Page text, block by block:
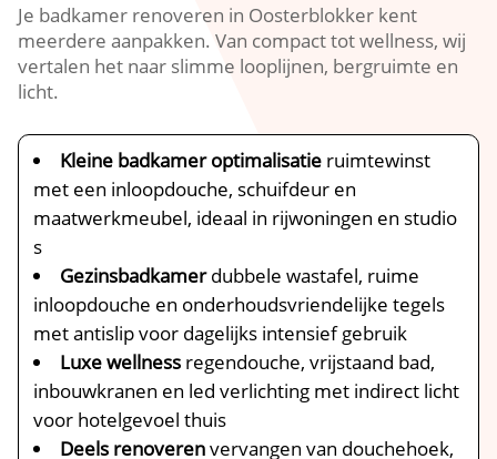
Je badkamer renoveren in Oosterblokker kent
meerdere aanpakken.​ Van compact tot wellness, wij
vertalen het naar slimme looplijnen, bergruimte en
licht.​
Kleine badkamer optimalisatie ruimtewinst
met een inloopdouche, schuifdeur en
maatwerkmeubel, ideaal in rijwoningen en studio
s
Gezinsbadkamerdubbele wastafel, ruime
inloopdouche en onderhoudsvriendelijke tegels
met antislip voor dagelijks intensief gebruik
Luxe wellness regendouche, vrijstaand bad,
inbouwkranen en led verlichting met indirect licht
voor hotelgevoel thuis
Deels renoverenvervangen van douchehoek,